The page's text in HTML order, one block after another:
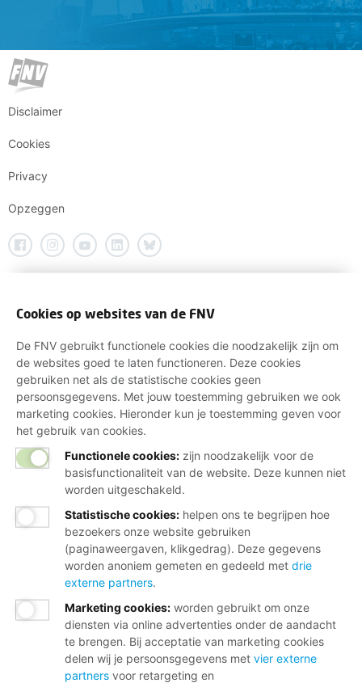
Disclaimer
Cookies
Privacy
Opzeggen
Cookies op websites van de FNV
De FNV gebruikt functionele cookies die noodzakelijk zijn om
de websites goed te laten functioneren. Deze cookies
gebruiken net als de statistische cookies geen
persoonsgegevens. Met jouw toestemming gebruiken we ook
marketing cookies. Hieronder kun je toestemming geven voor
het gebruik van cookies.
Functionele cookies: zijn noodzakelijk voor de
basisfunctionaliteit van de website. Deze kunnen niet
worden uitgeschakeld.
Statistische cookies: helpen ons te begrijpen hoe
bezoekers onze website gebruiken
(paginaweergaven, klikgedrag). Deze gegevens
worden anoniem gemeten en gedeeld met drie
externe partners.
Marketing cookies: worden gebruikt om onze
diensten via online advertenties onder de aandacht
te brengen. Bij acceptatie van marketing cookies
delen wij je persoonsgegevens met vier externe
partners voor retargeting en